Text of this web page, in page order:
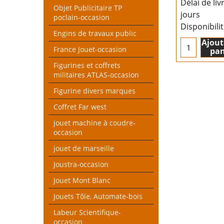
Objet Publicitaire TP
poclain-occasion
Engins de travaux public
France Jouet-occasion
Figurines et coffrets
militaires ATLAS-occasion
Figurine divers marques
Coffret Far west
jouet machine à coudre-
occasion
jouet de marseille
Joustra-occasion
Jouet Mont Blanc
Jouets Tôle, Automate-bois
Labeur Scientifique-
occasion
Délai de
jours